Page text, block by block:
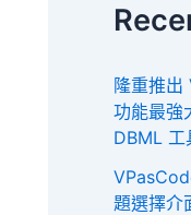
隆重推出
功能最強
DBML 工
題選擇介